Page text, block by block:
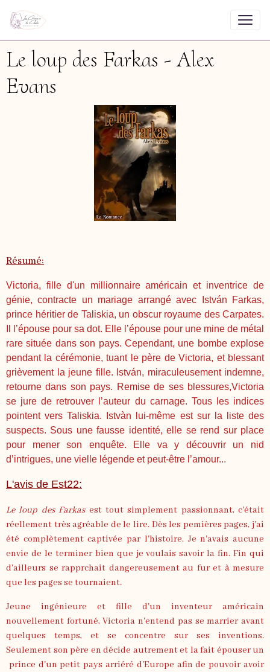
Le loup des Farkas - Alex
Evans
Résumé:
Victoria, fille d'un millionnaire américain et inventrice de
génie, contracte un mariage arrangé avec István Farkas,
prince héritier de Taliskia, un obscur royaume des Carpates.
Il l’épouse pour sa dot. Elle l’épouse pour une mine de métal
rare située dans son pays. Cependant, une bombe explose
pendant la cérémonie, tuant le père de Victoria, et blessant
grièvement la jeune fille. István, miraculeusement indemne,
retourne dans son pays. Remise de ses blessures,Victoria
se jure de retrouver l’auteur du carnage. Tous les indices
pointent vers Taliskia. Istvàn lui-même est sur la liste des
suspects. Sous une fausse identité, elle se rend sur place
pour mener son enquête. Elle va y découvrir un nid
d’intrigues, une vielle légende et peut-être l’amour...
L'avis de Est22:
Le loup des Farkas est tout simplement passionnant, c'était
réellement très agréable de le lire. Dès les pemières pages, j'ai
été complètement captivée par l'histoire. Je n'avais aucune
envie de le terminer bien que je voulais savoir la fin. Fin qui
d'ailleurs se rapprchait dangereusement au fur et à mesure
que les pages se tournaient.
Jeune ingénieure et fille d'un inventeur américain
nouvellement fortuné, Victoria n'entend pas se marrier avant
quelques temps, et se concentre sur ses inventions.
Seulement son père en décide autrement et la fait épouser un
prince d'un petit pays arriéré d'Europe afin de pouvoir avoir